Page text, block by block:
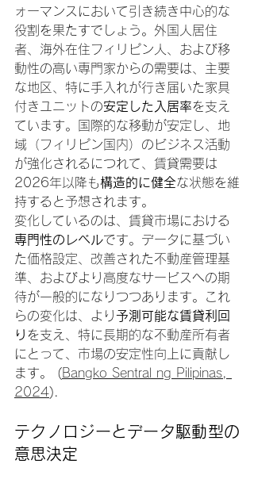
ォーマンスにおいて引き続き中心的な
役割を果たすでしょう。外国人居住
者、海外在住フィリピン人、および移
動性の高い専門家からの需要は、主要
な地区、特に手入れが行き届いた家具
付きユニットの安定した入居率を支え
ています。国際的な移動が安定し、地
域（フィリピン国内）のビジネス活動
が強化されるにつれて、賃貸需要は
2026年以降も構造的に健全な状態を維
持すると予想されます。
変化しているのは、賃貸市場における
専門性のレベルです。データに基づい
た価格設定、改善された不動産管理基
準、およびより高度なサービスへの期
待が一般的になりつつあります。これ
らの変化は、より予測可能な賃貸利回
り を支え、特に長期的な不動産所有者
にとって、市場の安定性向上に貢献し
ます。 (Bangko Sentral ng Pilipinas,
2024).
テクノロジーとデータ駆動型の
意思決定